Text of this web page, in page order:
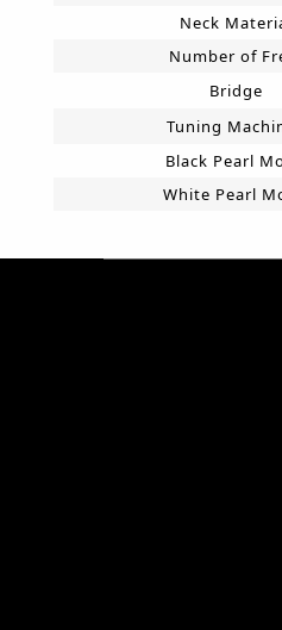
Neck
Number of
Bridge
Tuning
​Black Pearl
White Pearl